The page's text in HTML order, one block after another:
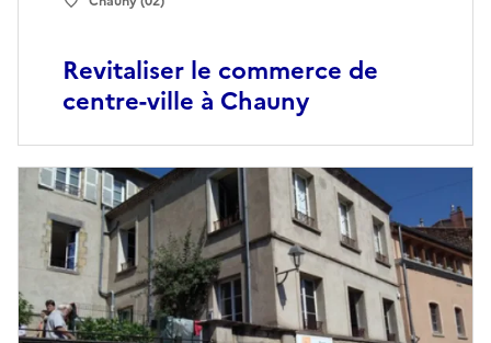
Revitaliser le commerce de
centre-ville à Chauny